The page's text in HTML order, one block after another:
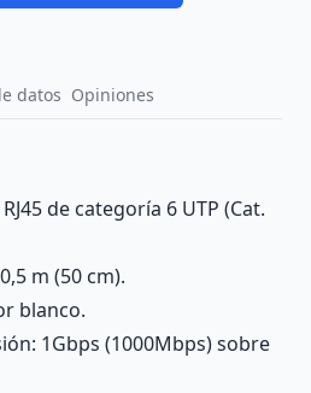
datos Opiniones
de categoría 6 UTP (Cat.
m (50 cm).
blanco.
1Gbps (1000Mbps) sobre